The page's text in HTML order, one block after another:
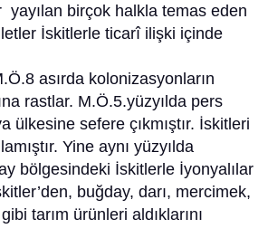
yayılan birçok halkla temas eden
İskitlerle ticarî ilişki içinde
asırda kolonizasyonların
rastlar. M.Ö.5.yüzyılda pers
ülkesine sefere çıkmıştır. İskitleri
Yine aynı yüzyılda
bölgesindeki İskitlerle İyonyalılar
buğday, darı, mercimek,
tarım ürünleri aldıklarını